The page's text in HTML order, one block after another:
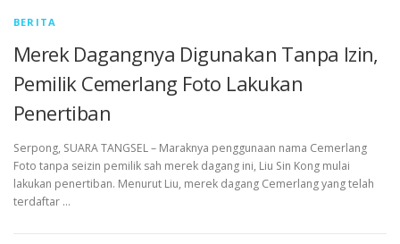
BERITA
Merek Dagangnya Digunakan Tanpa Izin,
Pemilik Cemerlang Foto Lakukan
Penertiban
Serpong, SUARA TANGSEL – Maraknya penggunaan nama Cemerlang
Foto tanpa seizin pemilik sah merek dagang ini, Liu Sin Kong mulai
lakukan penertiban. Menurut Liu, merek dagang Cemerlang yang telah
terdaftar …